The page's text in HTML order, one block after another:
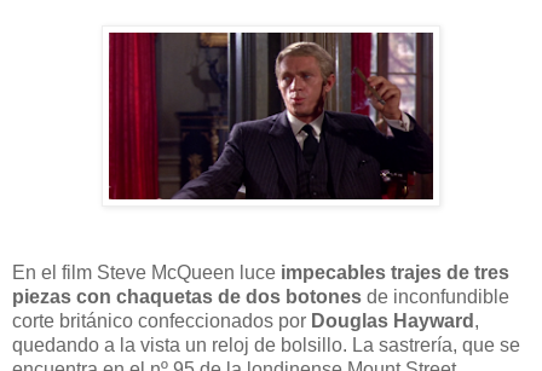
En el film Steve McQueen luce impecables trajes de tres
piezas con chaquetas de dos botones de inconfundible
corte británico confeccionados por Douglas Hayward ,
quedando a la vista un reloj de bolsillo. La sastrería, que se